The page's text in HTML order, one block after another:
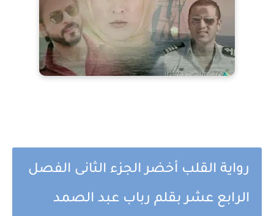
رواية القلب أخضر الجزء الثانى الفصل
الرابع عشر بقلم رباب عبد الصمد